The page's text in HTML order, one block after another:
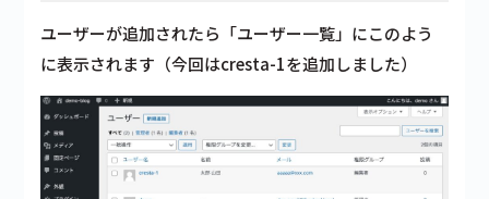
ユーザーが追加されたら「ユーザー一覧」にこのよう
に表示されます（今回はcresta-1を追加しました）